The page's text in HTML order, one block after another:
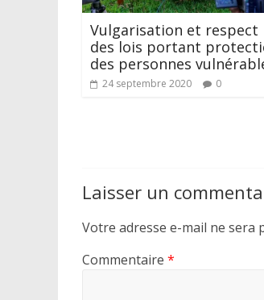
Vulgarisation et respect
des lois portant
des personnes
24 septembre 2020 0
Laisser un
Votre adresse e-mail ne sera
Commentaire *